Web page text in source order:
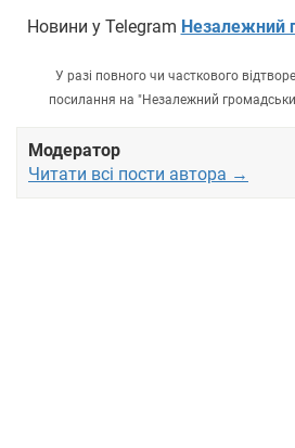
Новини у Telegram Незалежний
У разі повного чи часткового
посилання на "Незалежний
Модератор
Читати всі пости автора →